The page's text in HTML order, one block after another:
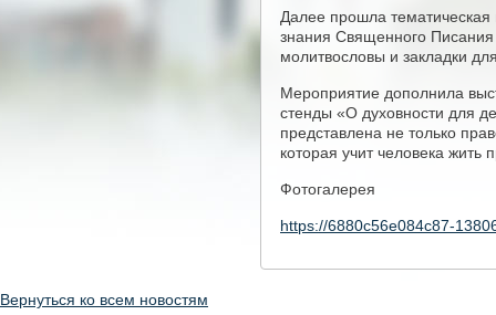
Далее прошла тематическая
знания Священного Писания
молитвословы и закладки
Мероприятие дополнила
стенды «О духовности для
представлена не только
которая учит человека жить
Фотогалерея
https://6880c56e084c87-
Вернуться ко всем новостям